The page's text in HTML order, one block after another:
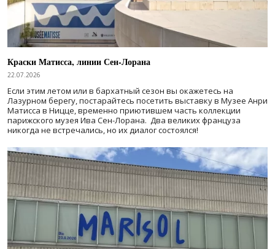
Краски Матисса, линии Сен-Лорана
22.07.2026
Если этим летом или в бархатный сезон вы окажетесь на
Лазурном берегу, постарайтесь посетить выставку в Музее Анри
Матисса в Ницце, временно приютившем часть коллекции
парижского музея Ива Сен-Лорана. Два великих француза
никогда не встречались, но их диалог состоялся!